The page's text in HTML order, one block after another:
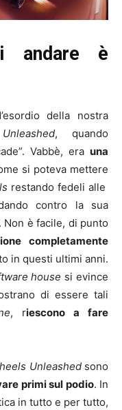
andare è
della nostra
, quando
Vabbè, era una
si poteva mettere
restando fedeli alle
contro la sua
è facile, di punto
completamente
in questi ultimi anni.
house si evince
di essere tali
, riescono a fare
Unleashedsono
primi sul podio. In
in tutto e per tutto,